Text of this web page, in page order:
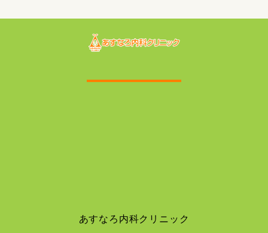
あすなろ内科クリニック